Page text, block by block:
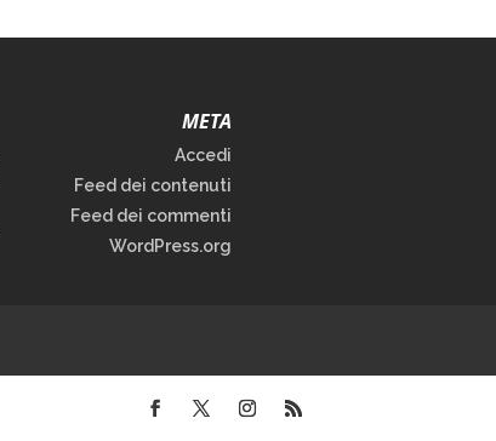
META
Accedi
Feed dei contenuti
Feed dei commenti
WordPress.org